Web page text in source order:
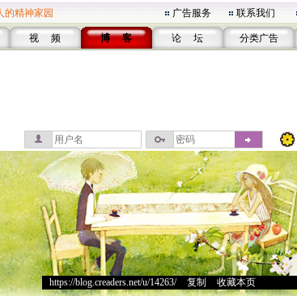
的精神家园 广告服务 联系我们
视 频 博 客 论 坛 分类广告
https://blog.creaders.net/u/14263/> 复制 收藏本页